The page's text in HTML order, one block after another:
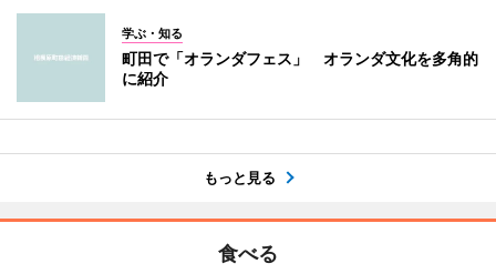
学ぶ・知る
町田で「オランダフェス」 オランダ文化を多角的
に紹介
もっと見る
食べる